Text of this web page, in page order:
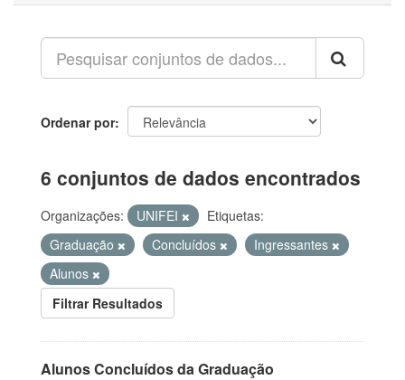
Ordenar por
6 conjuntos de dados encontrados
Organizações: UNIFEI
Etiquetas:
Graduação
Concluídos
Ingressantes
Alunos
Filtrar Resultados
Alunos Concluídos da Graduação